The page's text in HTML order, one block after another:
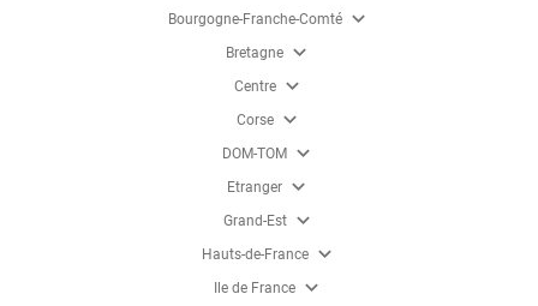
Bourgogne-Franche-Comté expand_more
Bretagne expand_more
Centre expand_more
Corse expand_more
DOM-TOM expand_more
Etranger expand_more
Grand-Est expand_more
Hauts-de-France expand_more
Ile de France expand_more